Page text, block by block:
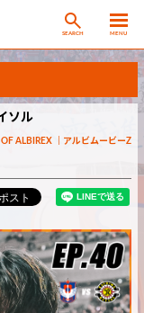
SEARCH MENU
ソル
OF ALBIREX アルビムービーZ